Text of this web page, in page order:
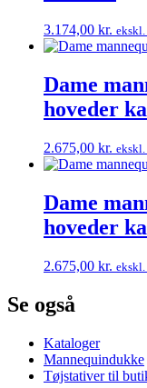
3.174,00 kr. ekskl.
Dame
hoveder
2.675,00 kr. ekskl.
Dame
hoveder
2.675,00 kr. ekskl.
Se også
Kataloger
Mannequindukke
Tøjstativer til